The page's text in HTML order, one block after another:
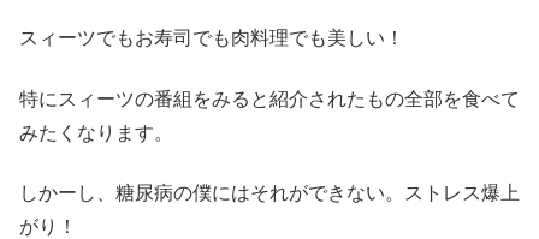
スィーツでもお寿司でも肉料理でも美しい！
特にスィーツの番組をみると紹介されたもの全部を食べて
みたくなります。
しかーし、糖尿病の僕にはそれができない。ストレス爆上
がり！